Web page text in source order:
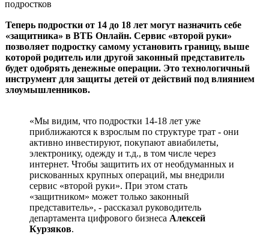
Теперь подростки от 14 до 18 лет могут назначить себе
«защитника» в ВТБ Онлайн. Сервис «второй руки»
позволяет подростку самому установить границу, выше
которой родитель или другой законный представитель
будет одобрять денежные операции. Это технологичный
инструмент для защиты детей от действий под влиянием
злоумышленников.
«Мы видим, что подростки 14-18 лет уже
приближаются к взрослым по структуре трат - они
активно инвестируют, покупают авиабилеты,
электронику, одежду и т.д., в том числе через
интернет. Чтобы защитить их от необдуманных и
рискованных крупных операций, мы внедрили
сервис «второй руки». При этом стать
«защитником» может только законный
представитель», - рассказал руководитель
департамента цифрового бизнеса Алексей
Курзяков.